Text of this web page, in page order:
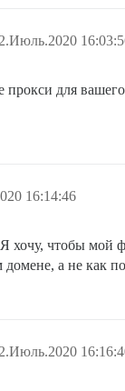
ошибки: /
ошибкой с
для
16:14:46
хочу, чтобы мой
домене, а не как